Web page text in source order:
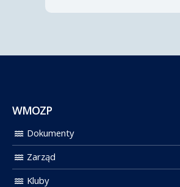
WMOZP
Dokumenty
Zarząd
Kluby